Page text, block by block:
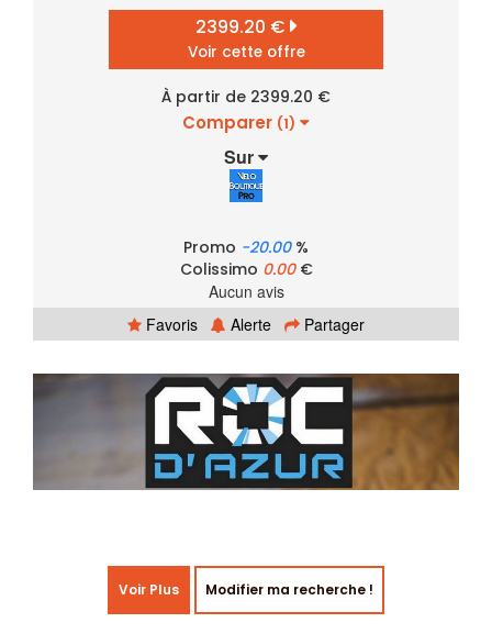
2399.20 €
Voir cette offre
À partir de 2399.20 €
Comparer (1)
Sur
Promo -20.00%
Colissimo 0.00€
Aucun avis
Favoris
Alerte Partager
Voir Plus Modifier ma recherche !